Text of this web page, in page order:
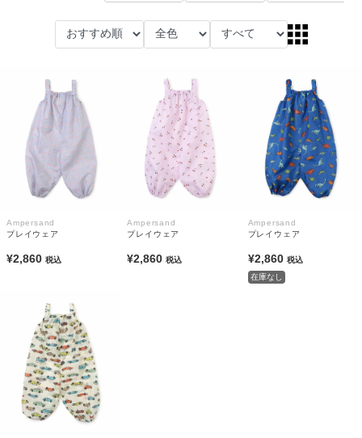
Ampersand
プレイウェア
¥2,860 税込
Ampersand
プレイウェア
¥2,860税込
Ampersand
プレイウェア
¥2,860 税込
在庫なし